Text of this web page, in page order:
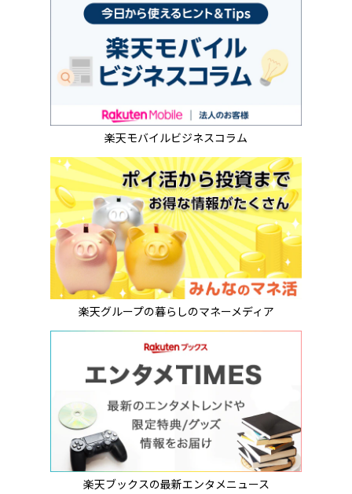
楽天モバイルビジネスコラム
楽天グループの暮らしのマネーメディア
楽天ブックスの最新エンタメニュース